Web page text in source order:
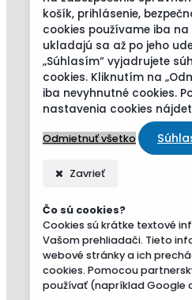
košík, prihlásenie,
cookies používame iba
ukladajú sa až po jeho
„Súhlasím“ vyjadrujete
cookies. Kliknutím na
iba nevyhnutné cookies.
nastavenia cookies
Odmietnuť všetko
Zavrieť
Čo sú cookies?
Cookies sú krátke textové
Vašom prehliadači. Tieto
webové stránky a ich
cookies. Pomocou
používať (napríklad Google